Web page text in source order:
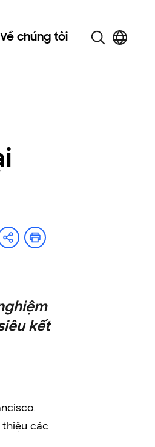
Về chúng tôi
kết
các